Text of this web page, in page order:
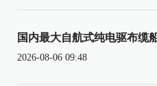
国内最大自航式纯电驱布缆
2026-08-06 09:48